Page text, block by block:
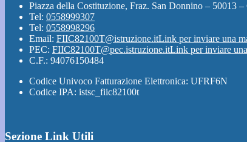
Piazza della Costituzione, Fraz. San Donnino – 50013
Tel: 0558999307
Tel: 0558998296
Email: FIIC82100T@istruzione.itLink per inviare una
PEC: FIIC82100T@pec.istruzione.itLink per inviare
C.F.: 94076150484
Codice Univoco Fatturazione Elettronica: UFRF6N
Codice IPA: istsc_fiic82100t
Sezione Link Utili